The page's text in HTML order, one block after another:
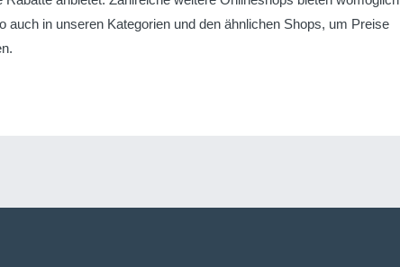
auch in unseren Kategorien und den ähnlichen Shops, um Preise